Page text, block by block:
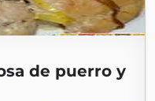
de puerro y